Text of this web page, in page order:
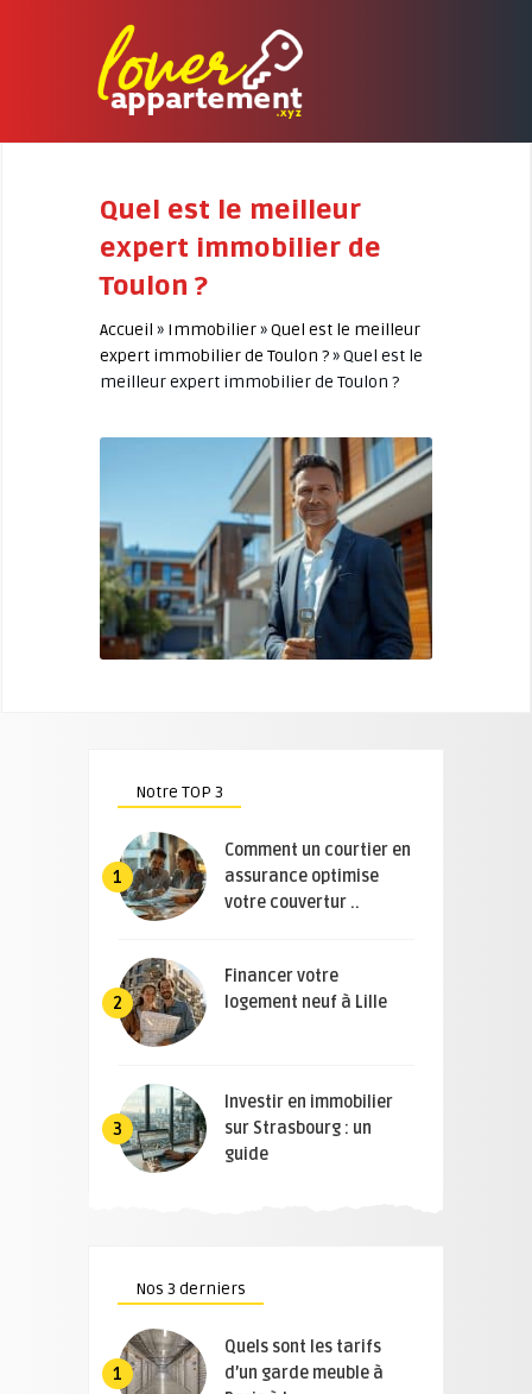
Quel est le meilleur
expert immobilier de
Toulon ?
Accueil » Immobilier»Quel est le meilleur
expert immobilier de Toulon ?»Quel est le
meilleur expert immobilier de Toulon ?
Notre TOP 3
1
Comment un courtier en
assurance optimise
votre couvertur ..
2
Financer votre
logement neuf à Lille
3
Investir en immobilier
sur Strasbourg : un
guide
Nos 3 derniers
1
Quels sont les tarifs
d’un garde meuble à